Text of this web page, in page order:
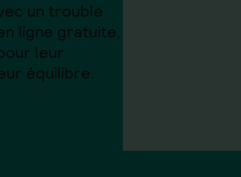
un trouble
ligne gratuite,
leur
équilibre.